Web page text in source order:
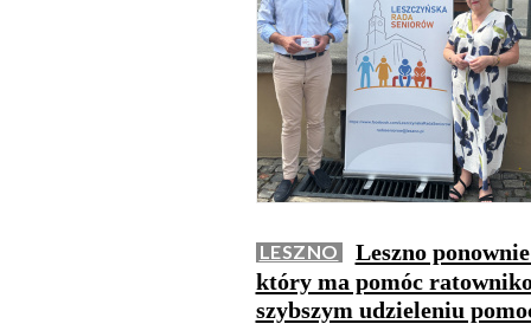
LESZNO
Leszno
który ma pomóc
szybszym udzieleniu